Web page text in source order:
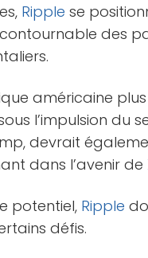
Ripple se
des
américaine
l’impulsion du
devrait
dans l’avenir de
potentiel, Ripple
défis.